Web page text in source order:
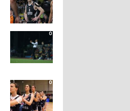
0
0